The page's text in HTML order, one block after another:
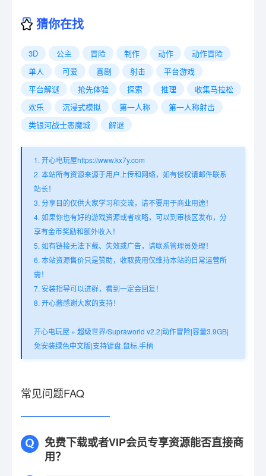
猜你在找
3D 公主 冒险 制作 动作
动作冒险
单人
可爱 喜剧 射击
平台游戏
平台解谜
抢先体验 探索 推理
收集马拉松
欢乐
沉浸式模拟 第一人称
第一人称射击
类银河战士恶魔城
解谜
1. 开心电玩屋https://www.kx7y.com
2. 本站所有资源来源于用户上传和网络，如有侵权请邮件联系
站长！
3. 分享目的仅供大家学习和交流，请不要用于商业用途！
4. 如果你也有好的游戏资源或者攻略，可以到审核区发布，分
享有金币奖励和额外收入！
5. 如有链接无法下载、失效或广告，请联系管理员处理！
6. 本站资源售价只是赞助，收取费用仅维持本站的日常运营所
需！
7. 安装指导可以进群，看到一定会回复！
8. 开心酱感谢大家的支持！
开心电玩屋 » 超级世界/Supraworld v2.2|动作冒险|容量3.9GB|
免安装绿色中文版|支持键盘.鼠标.手柄
常见问题FAQ
免费下载或者VIP会员专享资源能否直接商
用？